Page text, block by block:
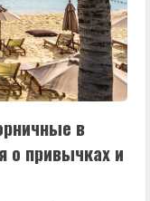
в
о привычках и